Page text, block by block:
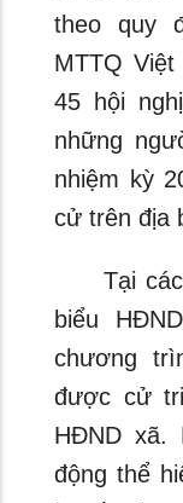
theo quy
MTTQ
45 hội
những
nhiệm kỳ
cử trên địa
Tại các
biểu
chương
được cử
HĐND xã.
động thể